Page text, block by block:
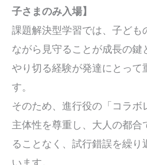
子さまのみ入場】
課題解決型学習では、子ども
ながら見守ることが成長の
やり切る経験が発達にとって
す。
そのため、進行役の「コラ
主体性を尊重し、大人の都
ることなく、試行錯誤を繰